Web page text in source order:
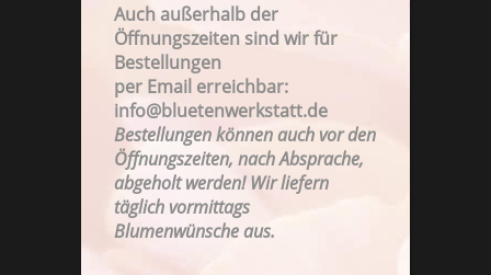
FAMILIENBETRIEB SEIT 1923
Auch außerhalb der
Öffnungszeiten sind wir für
Bestellungen
per Email erreichbar:
info@bluetenwerkstatt.de
Bestellungen können auch vor den
Öffnungszeiten, nach Absprache,
abgeholt werden! Wir liefern
täglich vormittags
Blumenwünsche aus.